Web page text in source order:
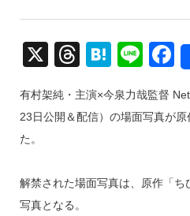
X
T
e
a
s
H
e
n
Li
e
F
c
e
o
有村架純・主演×今泉力哉監督
23日公開＆配信）の場面写真が
た。
解禁された場面写真は、原作「
写真となる。